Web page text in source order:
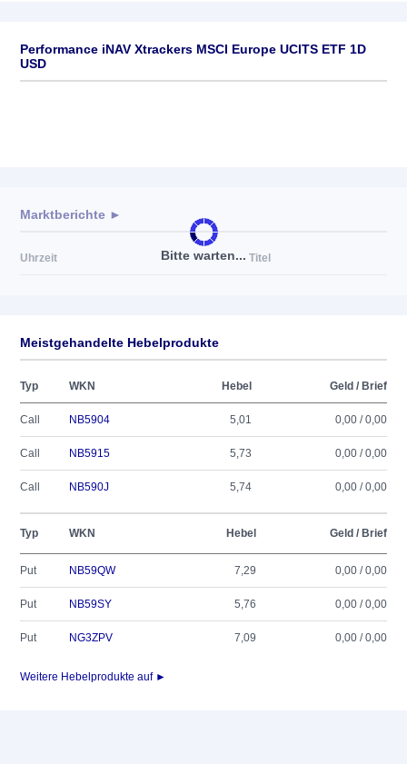
Performance iNAV Xtrackers MSCI Europe UCITS ETF 1D
USD
Bitte warten...
Marktberichte ►
Uhrzeit Titel
Meistgehandelte Hebelprodukte
Typ WKN Hebel Geld / Brief
Call NB5904 5,01 0,00 / 0,00
Call NB5915 5,73 0,00 / 0,00
Call NB590J 5,74 0,00 / 0,00
Typ WKN Hebel Geld / Brief
Put NB59QW 7,29 0,00 / 0,00
Put NB59SY 5,76 0,00 / 0,00
Put NG3ZPV 7,09 0,00 / 0,00
Weitere Hebelprodukte auf ►